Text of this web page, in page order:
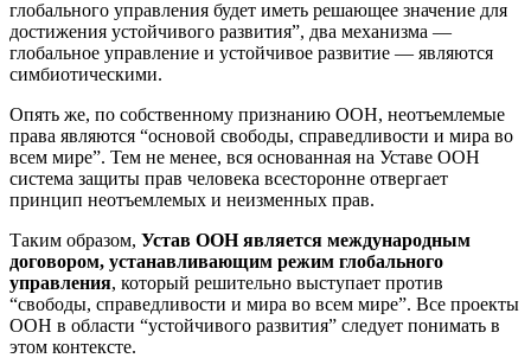
глобального управления будет иметь решающее значение для
достижения устойчивого развития”, два механизма —
глобальное управление и устойчивое развитие — являются
симбиотическими.
Опять же, по собственному признанию ООН, неотъемлемые
права являются “основой свободы, справедливости и мира во
всем мире”. Тем не менее, вся основанная на Уставе ООН
система защиты прав человека всесторонне отвергает
принцип неотъемлемых и неизменных прав.
Таким образом, Устав ООН является международным
договором, устанавливающим режим глобального
управления, который решительно выступает против
“свободы, справедливости и мира во всем мире”. Все проекты
ООН в области “устойчивого развития” следует понимать в
этом контексте.